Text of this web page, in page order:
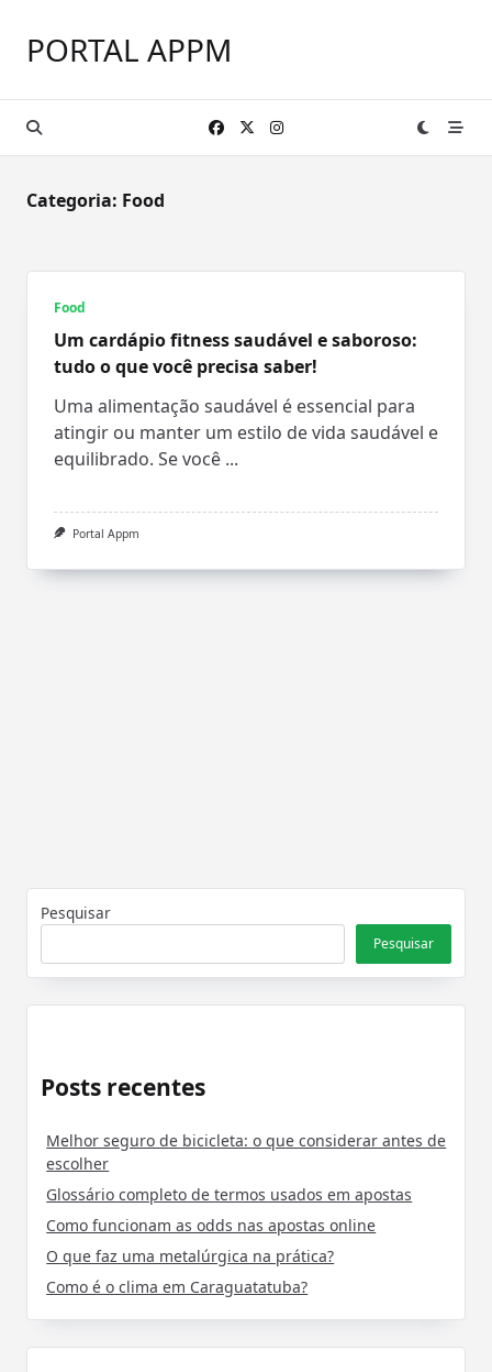
content
PORTAL APPM
Categoria: Food
Food
Um cardápio fitness saudável e saboroso:
tudo o que você precisa saber!
Uma alimentação saudável é essencial para
atingir ou manter um estilo de vida saudável e
equilibrado. Se você ...
Portal Appm
Pesquisar
Pesquisar
Posts recentes
Melhor seguro de bicicleta: o que considerar antes de
escolher
Glossário completo de termos usados em apostas
Como funcionam as odds nas apostas online
O que faz uma metalúrgica na prática?
Como é o clima em Caraguatatuba?